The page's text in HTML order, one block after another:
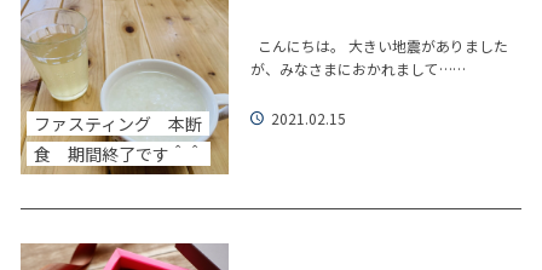
ファスティング 本断
食 期間終了です＾＾
こんにちは。 大きい地震がありました
が、みなさまにおかれまして……
2021.02.15